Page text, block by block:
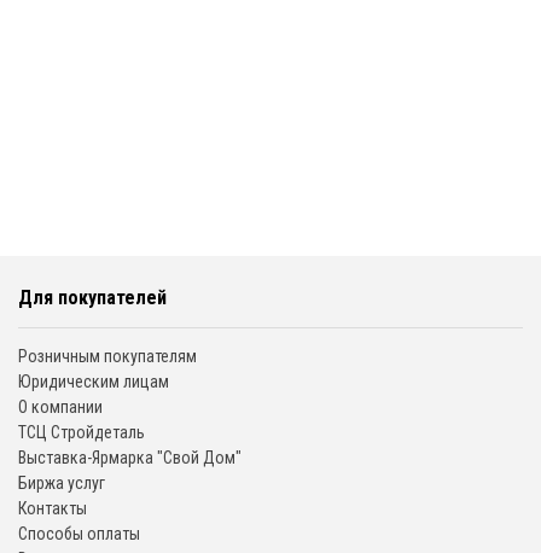
Для покупателей
Розничным покупателям
Юридическим лицам
О компании
ТСЦ Стройдеталь
Выставка-Ярмарка "Свой Дом"
Биржа услуг
Контакты
Способы оплаты